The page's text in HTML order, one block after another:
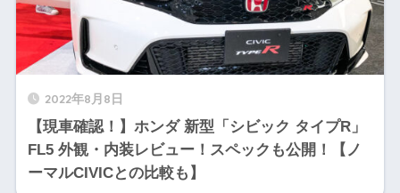
2022年8月8日
【現車確認！】ホンダ 新型「シビック タイプR」
FL5 外観・内装レビュー！スペックも公開！【ノ
ーマルCIVICとの比較も】